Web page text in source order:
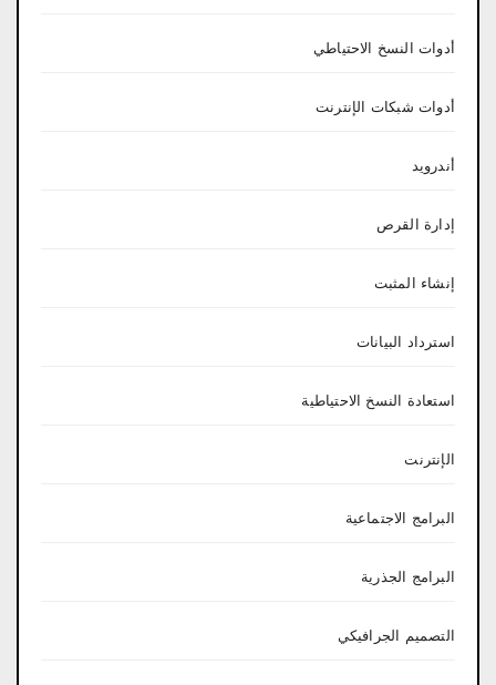
أدوات النسخ الاحتياطي
أدوات شبكات الإنترنت
أندرويد
إدارة القرص
إنشاء المثبت
استرداد البيانات
استعادة النسخ الاحتياطية
الإنترنت
البرامج الاجتماعية
البرامج الجذرية
التصميم الجرافيكي